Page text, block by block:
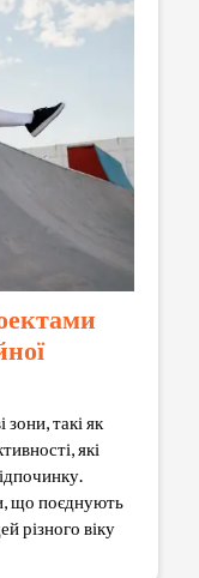
такі як
які
що поєднують
різного віку